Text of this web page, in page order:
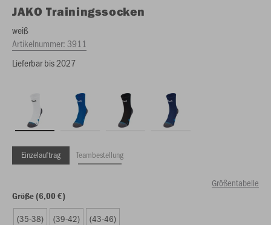
JAKO Trainingssocken
weiß
Artikelnummer:3911
Lieferbar bis 2027
Einzelauftrag Teambestellung
Größentabelle
Größe (6,00 €)
(35-38) (39-42) (43-46)